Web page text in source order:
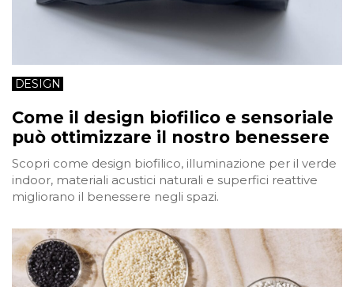
DESIGN
Come il design biofilico e sensoriale
può ottimizzare il nostro benessere
Scopri come design biofilico, illuminazione per il verde
indoor, materiali acustici naturali e superfici reattive
migliorano il benessere negli spazi.